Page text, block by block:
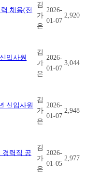
채용(전
김
가
은
2026-
01-07
2,920
입사원
김
가
은
2026-
01-07
3,044
신입사원
김
가
은
2026-
01-07
2,948
경력직 공
김
가
은
2026-
01-05
2,977